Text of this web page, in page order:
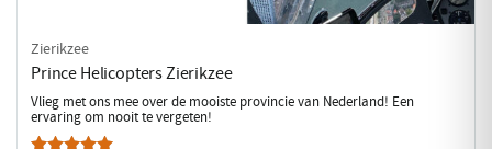
Zierikzee
Prince Helicopters Zierikzee
Vlieg met ons mee over de mooiste provincie van Nederland! Een
ervaring om nooit te vergeten!